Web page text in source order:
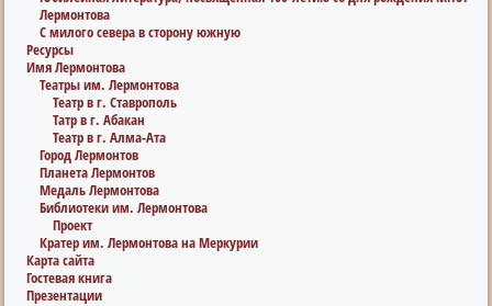
Лермонтова
С милого севера в сторону южную
Ресурсы
Имя Лермонтова
Театры им. Лермонтова
Театр в г. Ставрополь
Татр в г. Абакан
Театр в г. Алма-Ата
Город Лермонтов
Планета Лермонтов
Медаль Лермонтова
Библиотеки им. Лермонтова
Проект
Кратер им. Лермонтова на Меркурии
Карта сайта
Гостевая книга
Презентации